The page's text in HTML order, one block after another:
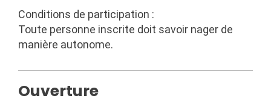
Conditions de participation :
Toute personne inscrite doit savoir nager de
manière autonome.
Ouverture